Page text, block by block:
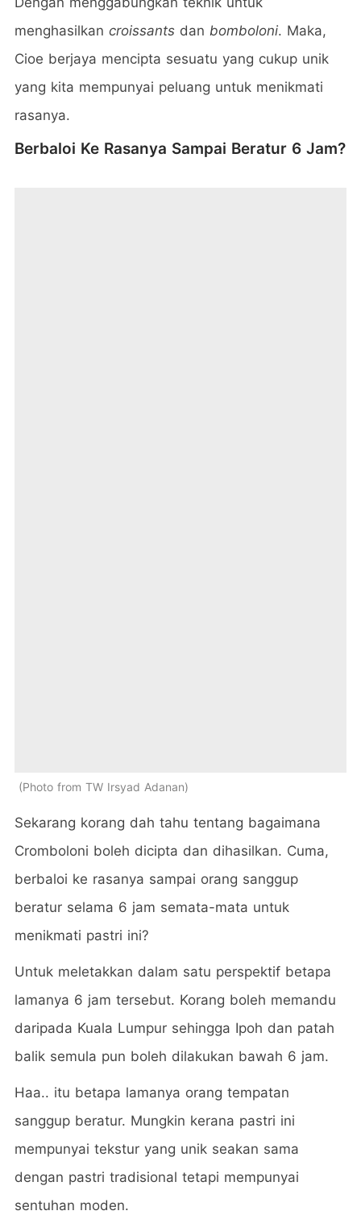
menghasilkan croissants dan bomboloni. Maka,
Cioe berjaya mencipta sesuatu yang cukup unik
yang kita mempunyai peluang untuk menikmati
rasanya.
Berbaloi Ke Rasanya Sampai Beratur 6 Jam?
Photo from TW Irsyad Adanan
Sekarang korang dah tahu tentang bagaimana
Cromboloni boleh dicipta dan dihasilkan. Cuma,
berbaloi ke rasanya sampai orang sanggup
beratur selama 6 jam semata-mata untuk
menikmati pastri ini?
Untuk meletakkan dalam satu perspektif betapa
lamanya 6 jam tersebut. Korang boleh memandu
daripada Kuala Lumpur sehingga Ipoh dan patah
balik semula pun boleh dilakukan bawah 6 jam.
Haa.. itu betapa lamanya orang tempatan
sanggup beratur. Mungkin kerana pastri ini
mempunyai tekstur yang unik seakan sama
dengan pastri tradisional tetapi mempunyai
sentuhan moden.